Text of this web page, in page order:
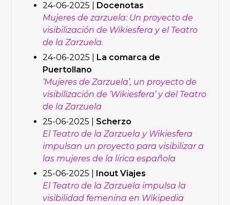
24-06-2025 |
Docenotas
Mujeres de zarzuela: Un proyecto de
visibilización de Wikiesfera y el Teatro
de la Zarzuela.
24-06-2025 |
La comarca de
Puertollano
‘Mujeres de Zarzuela’, un proyecto de
visibilización de ‘Wikiesfera’ y del Teatro
de la Zarzuela
25-06-2025 |
Scherzo
El Teatro de la Zarzuela y Wikiesfera
impulsan un proyecto para visibilizar a
las mujeres de la lírica española
25-06-2025 |
Inout Viajes
El Teatro de la Zarzuela impulsa la
visibilidad femenina en Wikipedia